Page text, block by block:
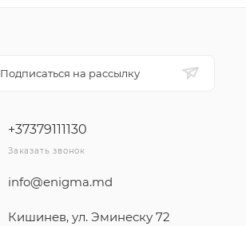
Подписаться на рассылку
+37379111130
Заказать звонок
info@enigma.md
Кишинев, ул. Эминеску 72